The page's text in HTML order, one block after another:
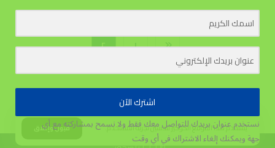
١ ٢
يستخدم هذا الموقع الكوكيز لتحسين تجربة المستخدم. قبول وإغلاق
اشترك الآن
نستخدم عنوان بريدك للتواصل معك فقط ولا نسمح بمشاركته مع أي
جهةويمكنك إلغاء الاشتراك في أي وقت